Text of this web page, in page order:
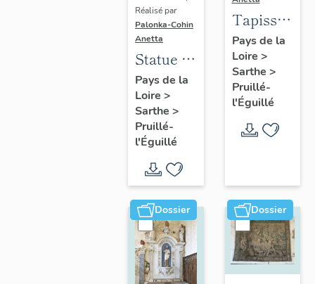
Réalisé par
Palonka-Cohin
Anetta
Statue :
Saint
Pierre
Pays de la
Loire >
Sarthe >
Pruillé-
l'Éguillé
Tapisserie :
Scènes
de
chasse
Pays de la
Loire >
Sarthe >
Pruillé-
l'Éguillé
Dossier Dossier